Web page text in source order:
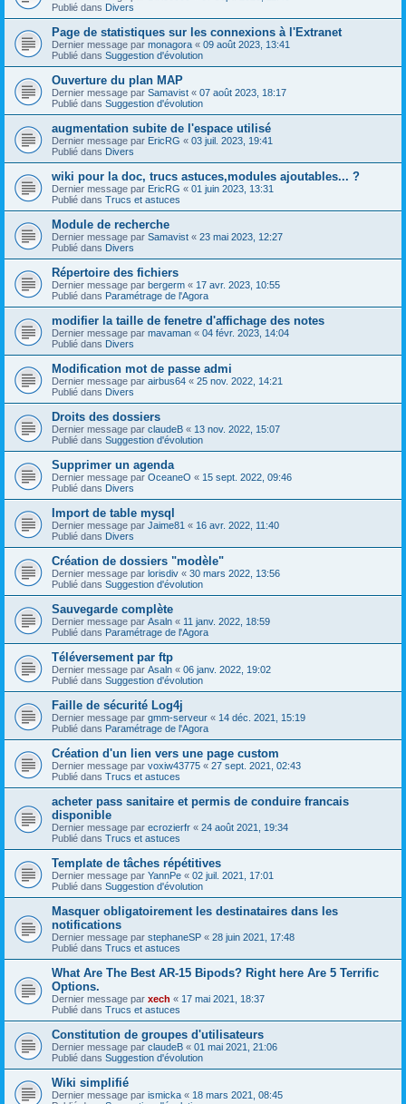
Publié dans Divers
Page de statistiques sur les connexions à l'Extranet
Dernier message par monagora « 09 août 2023, 13:41
Publié dans Suggestion d'évolution
Ouverture du plan MAP
Dernier message par Samavist « 07 août 2023, 18:17
Publié dans Suggestion d'évolution
augmentation subite de l'espace utilisé
Dernier message par EricRG « 03 juil. 2023, 19:41
Publié dans Divers
wiki pour la doc, trucs astuces,modules ajoutables... ?
Dernier message par EricRG « 01 juin 2023, 13:31
Publié dans Trucs et astuces
Module de recherche
Dernier message par Samavist « 23 mai 2023, 12:27
Publié dans Divers
Répertoire des fichiers
Dernier message par bergerm « 17 avr. 2023, 10:55
Publié dans Paramétrage de l'Agora
modifier la taille de fenetre d'affichage des notes
Dernier message par mavaman « 04 févr. 2023, 14:04
Publié dans Divers
Modification mot de passe admi
Dernier message par airbus64 « 25 nov. 2022, 14:21
Publié dans Divers
Droits des dossiers
Dernier message par claudeB « 13 nov. 2022, 15:07
Publié dans Suggestion d'évolution
Supprimer un agenda
Dernier message par OceaneO « 15 sept. 2022, 09:46
Publié dans Divers
Import de table mysql
Dernier message par Jaime81 « 16 avr. 2022, 11:40
Publié dans Divers
Création de dossiers "modèle"
Dernier message par lorisdiv « 30 mars 2022, 13:56
Publié dans Suggestion d'évolution
Sauvegarde complète
Dernier message par Asaln « 11 janv. 2022, 18:59
Publié dans Paramétrage de l'Agora
Téléversement par ftp
Dernier message par Asaln « 06 janv. 2022, 19:02
Publié dans Suggestion d'évolution
Faille de sécurité Log4j
Dernier message par gmm-serveur « 14 déc. 2021, 15:19
Publié dans Paramétrage de l'Agora
Création d'un lien vers une page custom
Dernier message par voxiw43775 « 27 sept. 2021, 02:43
Publié dans Trucs et astuces
acheter pass sanitaire et permis de conduire francais
disponible
Dernier message par ecrozierfr « 24 août 2021, 19:34
Publié dans Trucs et astuces
Template de tâches répétitives
Dernier message par YannPe « 02 juil. 2021, 17:01
Publié dans Suggestion d'évolution
Masquer obligatoirement les destinataires dans les
notifications
Dernier message par stephaneSP « 28 juin 2021, 17:48
Publié dans Trucs et astuces
What Are The Best AR-15 Bipods? Right here Are 5 Terrific
Options.
Dernier message par xech « 17 mai 2021, 18:37
Publié dans Trucs et astuces
Constitution de groupes d'utilisateurs
Dernier message par claudeB « 01 mai 2021, 21:06
Publié dans Suggestion d'évolution
Wiki simplifié
Dernier message par ismicka « 18 mars 2021, 08:45